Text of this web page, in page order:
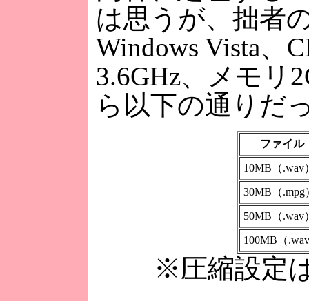
は思うが、拙者
Windows Vista、
3.6GHz、メモリ
ら以下の通りだ
ファイル
10MB（.wav
30MB（.mpg
50MB（.wav
100MB（
※圧縮設定